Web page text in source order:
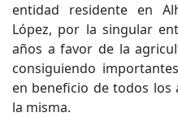
entidad residente en
López, por la singular
años a favor de la
consiguiendo
en beneficio de todos
la misma.